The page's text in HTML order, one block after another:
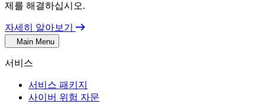
제를 해결하십시오.
자세히 알아보기
Main Menu
서비스
서비스 패키지
사이버 위험 자문